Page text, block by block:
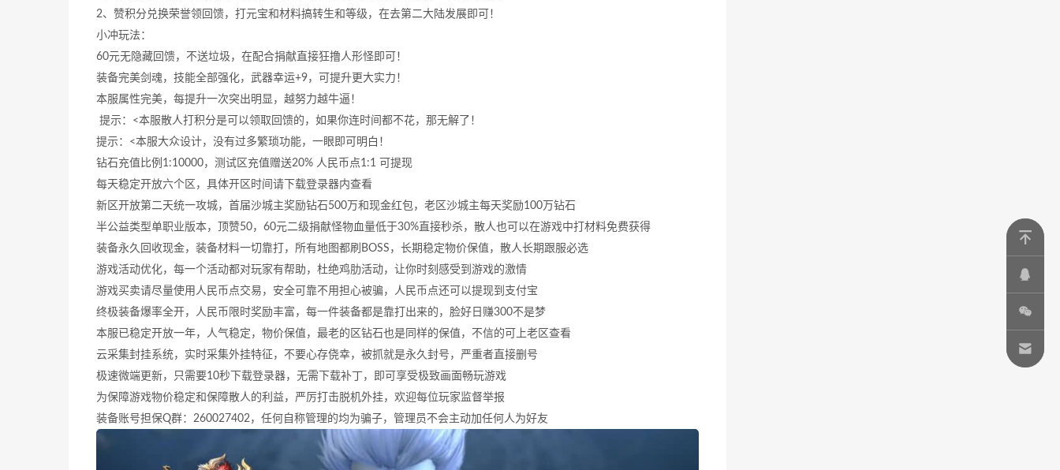
2、赞积分兑换荣誉领回馈，打元宝和材料搞转生和等级，在去第二大陆发展即可！
小冲玩法：
60元无隐藏回馈，不送垃圾，在配合捐献直接狂撸人形怪即可！
装备完美剑魂，技能全部强化，武器幸运+9，可提升更大实力！
本服属性完美，每提升一次突出明显，越努力越牛逼！
提示：<本服散人打积分是可以领取回馈的，如果你连时间都不花，那无解了！
提示：<本服大众设计，没有过多繁琐功能，一眼即可明白！
钻石充值比例1:10000，测试区充值赠送20% 人民币点1:1 可提现
每天稳定开放六个区，具体开区时间请下载登录器内查看
新区开放第二天统一攻城，首届沙城主奖励钻石500万和现金红包，老区沙城主每天奖励100万钻石
半公益类型单职业版本，顶赞50，60元二级捐献怪物血量低于30%直接秒杀，散人也可以在游戏中打材料免费获得
装备永久回收现金，装备材料一切靠打，所有地图都刷BOSS，长期稳定物价保值，散人长期跟服必选
游戏活动优化，每一个活动都对玩家有帮助，杜绝鸡肋活动，让你时刻感受到游戏的激情
游戏买卖请尽量使用人民币点交易，安全可靠不用担心被骗，人民币点还可以提现到支付宝
终极装备爆率全开，人民币限时奖励丰富，每一件装备都是靠打出来的，脸好日赚300不是梦
本服已稳定开放一年，人气稳定，物价保值，最老的区钻石也是同样的保值，不信的可上老区查看
云采集封挂系统，实时采集外挂特征，不要心存侥幸，被抓就是永久封号，严重者直接删号
极速微端更新，只需要10秒下载登录器，无需下载补丁，即可享受极致画面畅玩游戏
为保障游戏物价稳定和保障散人的利益，严厉打击脱机外挂，欢迎每位玩家监督举报
装备账号担保Q群：260027402，任何自称管理的均为骗子，管理员不会主动加任何人为好友